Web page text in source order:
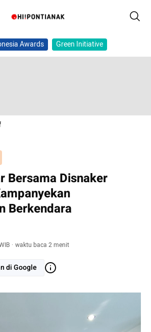
Awards Green Initiative
Bersama Disnaker
Berkendara
· waktu baca 2 menit
di Google